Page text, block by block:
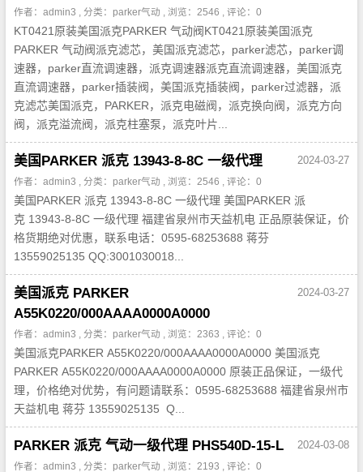
作者：admin3 , 分类： parker气动 , 浏览：2546 , 评论：0
KT0421原装美国派克PARKER 气动阀KT0421原装美国派克
PARKER 气动阀派克滤芯，美国派克滤芯，parker滤芯，parker调
速器，parker直流调速器，派克调速器派克直流调速器，美国派克
直流调速器，parker插装阀，美国派克插装阀，parker过滤器，派
克滤芯美国派克，PARKER，派克电磁阀，派克换向阀，派克方向
阀，派克溢流阀，派克柱塞泵，派克叶片...
2024-03-27
美国PARKER 派克 13943-8-8C 一级代理
作者：admin3 , 分类： parker气动 , 浏览：2546 , 评论：0
美国PARKER 派克 13943-8-8C 一级代理 美国PARKER 派
克 13943-8-8C 一级代理 福建省泉州市天益机电 正品原装保证，价
格货期绝对优惠，联系电话：0595-68253688 蒋芬
13559025135 QQ:3001030018...
2024-03-27
美国派克 PARKER
A55K0220/000AAAA0000A0000
作者：admin3 , 分类： parker气动 , 浏览：2363 , 评论：0
美国派克PARKER A55K0220/000AAAA0000A0000 美国派克
PARKER A55K0220/000AAAA0000A0000 原装正品保证，一级代
理，价格绝对优势，有问题请联系：0595-68253688 福建省泉州市
天益机电 蒋芬 13559025135 Q...
2024-03-08
PARKER 派克 气动一级代理 PHS540D-15-L
作者：admin3 , 分类： parker气动 , 浏览：2193 , 评论：0